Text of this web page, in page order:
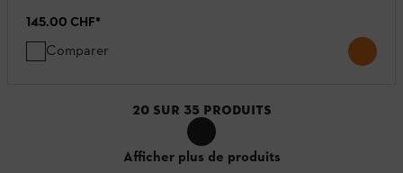
145.00 CHF*
Comparer
20 SUR 35 PRODUITS
Afficher plus de produits